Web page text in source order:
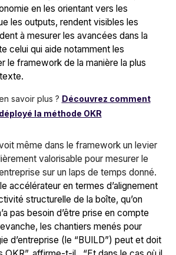
en les orientant vers les
les outputs, rendent visibles les
à mesurer les avancées dans la
celui qui aide notamment les
le framework de la manière la plus
savoir plus ? Découvrez comment
la méthode OKR
même dans le framework un levier
valorisable pour mesurer le
sur un laps de temps donné.
accélérateur en termes d’alignement
structurelle de la boîte, qu’on
pas besoin d’être prise en compte
les chantiers menés pour
d’entreprise (le “BUILD”) peut et doit